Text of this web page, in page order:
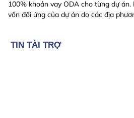
100% khoản vay ODA cho từng dự
vốn đối ứng của dự án do các địa